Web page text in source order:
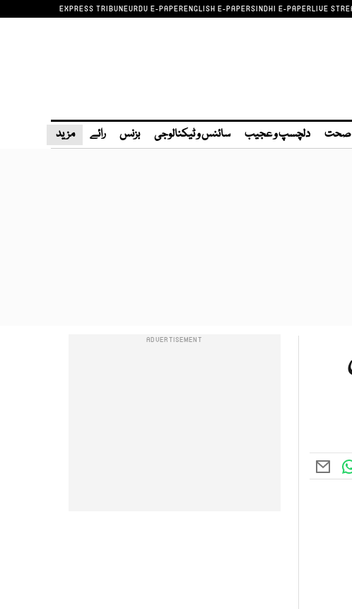
EXPRESS TRIBUNEURDU E-PAPERENGLISH E-PAPERSINDHI E-PAPERLIVE
صحت دلچسپ و عجیب سائنس و ٹیکنالوجی بزنس رائے مزید